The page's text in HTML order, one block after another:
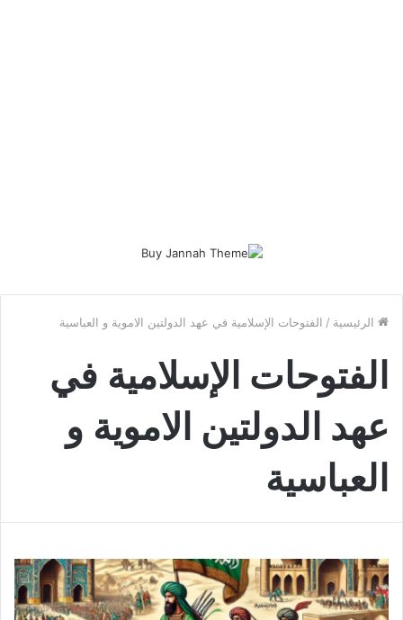
الرئيسية / الفتوحات الإسلامية في عهد الدولتين الاموية و العباسية
الفتوحات الإسلامية في
عهد الدولتين الاموية و
العباسية